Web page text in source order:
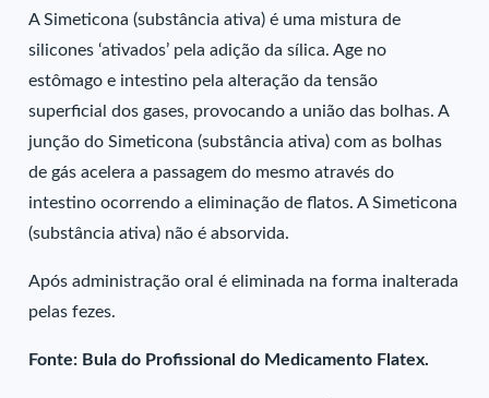
A Simeticona (substância ativa) é uma mistura de
silicones ‘ativados’ pela adição da sílica. Age no
estômago e intestino pela alteração da tensão
superficial dos gases, provocando a união das bolhas. A
junção do Simeticona (substância ativa) com as bolhas
de gás acelera a passagem do mesmo através do
intestino ocorrendo a eliminação de flatos. A Simeticona
(substância ativa) não é absorvida.
Após administração oral é eliminada na forma inalterada
pelas fezes.
Fonte: Bula do Profissional do Medicamento Flatex.